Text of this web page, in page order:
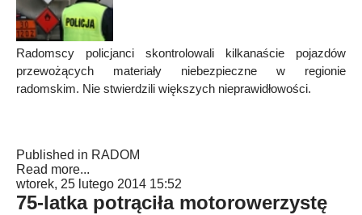
Radomscy policjanci skontrolowali kilkanaście pojazdów
przewożących materiały niebezpieczne w regionie
radomskim. Nie stwierdzili większych nieprawidłowości.
Published in RADOM
Read more...
wtorek, 25 lutego 2014 15:52
75-latka potrąciła motorowerzystę